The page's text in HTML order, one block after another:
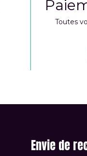
Toutes
Envie de